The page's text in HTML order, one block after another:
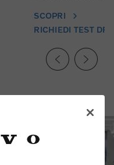
SCOPRI
RICHIEDI TEST